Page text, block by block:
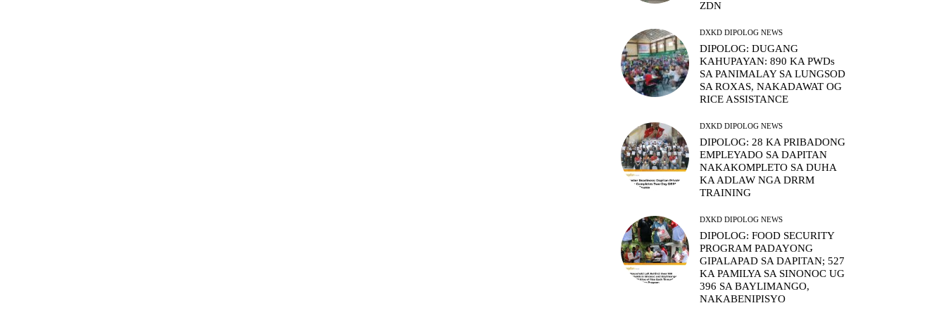
ZDN
DXKD DIPOLOG NEWS
DIPOLOG: DUGANG
KAHUPAYAN: 890 KA PWDs
SA PANIMALAY SA LUNGSOD
SA ROXAS, NAKADAWAT OG
RICE ASSISTANCE
DXKD DIPOLOG NEWS
DIPOLOG: 28 KA PRIBADONG
EMPLEYADO SA DAPITAN
NAKAKOMPLETO SA DUHA
KA ADLAW NGA DRRM
TRAINING
DXKD DIPOLOG NEWS
DIPOLOG: FOOD SECURITY
PROGRAM PADAYONG
GIPALAPAD SA DAPITAN; 527
KA PAMILYA SA SINONOC UG
396 SA BAYLIMANGO,
NAKABENIPISYO